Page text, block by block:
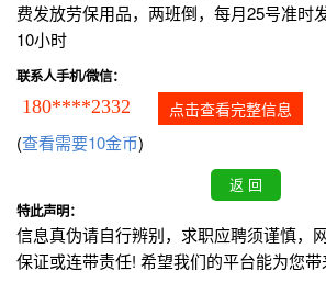
费发放劳保用品，两班倒，每月25号准时
10小时
联系人手机/微信：
180****2332 点击查看完整信息
(查看需要10金币)
特此声明：
信息真伪请自行辨别，求职应聘须谨慎，
保证或连带责任! 希望我们的平台能为您带